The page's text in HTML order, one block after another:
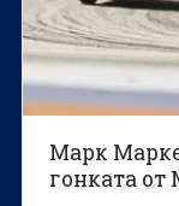
Марк
гонката от